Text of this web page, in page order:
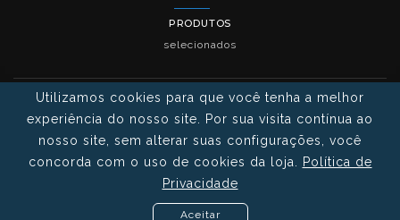
Utilizamos cookies para que você tenha a melhor
experiência do nosso site. Por sua visita contínua ao
nosso site, sem alterar suas configurações, você
concorda com o uso de cookies da loja.
Política de
Privacidade
Aceitar
PRODUTOS
selecionados
© 2022 - Leão Importadora E Distribuidora LTDA - Todos os
direitos reservados